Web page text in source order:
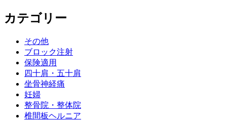
カテゴリー
その他
ブロック注射
保険適用
四十肩・五十肩
坐骨神経痛
妊婦
整骨院・整体院
椎間板ヘルニア